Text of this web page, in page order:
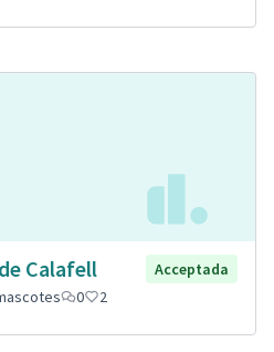
Calafell
Acceptada
0 2